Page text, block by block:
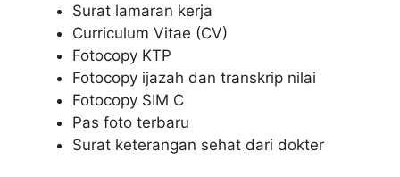
Surat lamaran kerja
Curriculum Vitae (CV)
Fotocopy KTP
Fotocopy ijazah dan transkrip nilai
Fotocopy SIM C
Pas foto terbaru
Surat keterangan sehat dari dokter